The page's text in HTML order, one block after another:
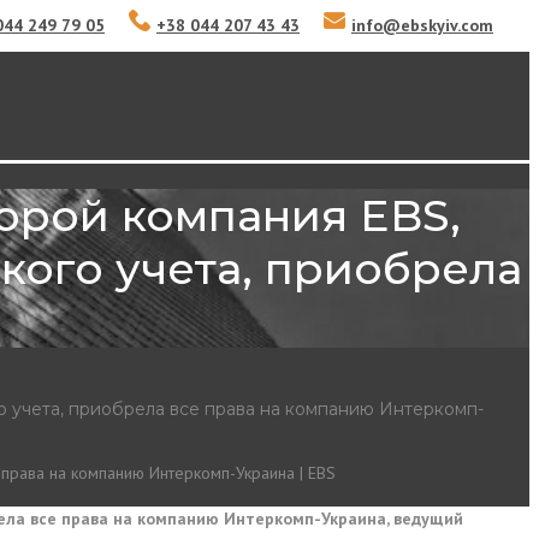
249 79 05 +38 044 207 43 43 info@ebskyiv.com
компания EBS,
учета, приобрела
учета, приобрела все права на компанию Интеркомп-
все права на компанию Интеркомп-Украина, ведущий